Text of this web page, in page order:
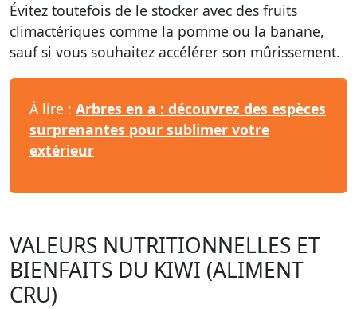
Évitez toutefois de le stocker avec des fruits
climactériques comme la pomme ou la banane,
sauf si vous souhaitez accélérer son mûrissement.
À lire : Arbres en a : découvrez des espèces
surprenantes pour sublimer votre
extérieur
VALEURS NUTRITIONNELLES ET
BIENFAITS DU KIWI (ALIMENT
CRU)